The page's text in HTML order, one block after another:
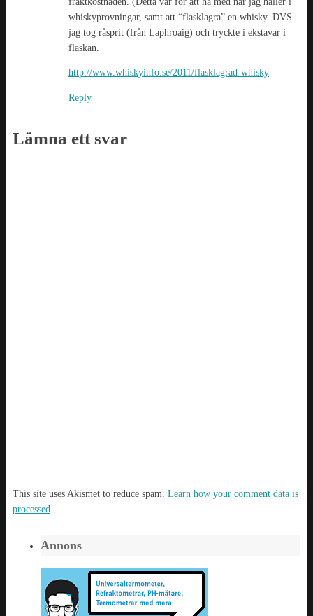
whiskyprovningar, samt att “flasklagra” en whisky. DVS
jag tog råsprit (från Laphroaig) och tryckte i ekstavar i
flaskan.
http://www.whiskyinfo.se/2011/flasklagrad-whisky
Reply
Lämna ett svar
This site uses Akismet to reduce spam. Learn how your comment data is
processed.
Annons